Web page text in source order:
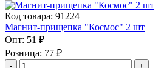
Код товара: 91224
Магнит-прищепка "Космос" 2 шт
Опт: 51 ₽
Розница: 77 ₽